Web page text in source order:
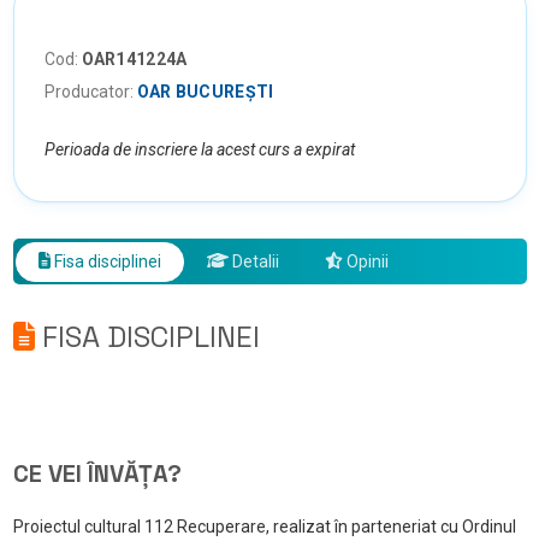
Cod: OAR141224A
Producator: OAR BUCUREȘTI
Perioada de inscriere la acest curs a expirat
Fisa disciplinei Detalii Opinii
FISA DISCIPLINEI
CE VEI ÎNVĂȚA?
Proiectul cultural 112 Recuperare, realizat în parteneriat cu Ordinul